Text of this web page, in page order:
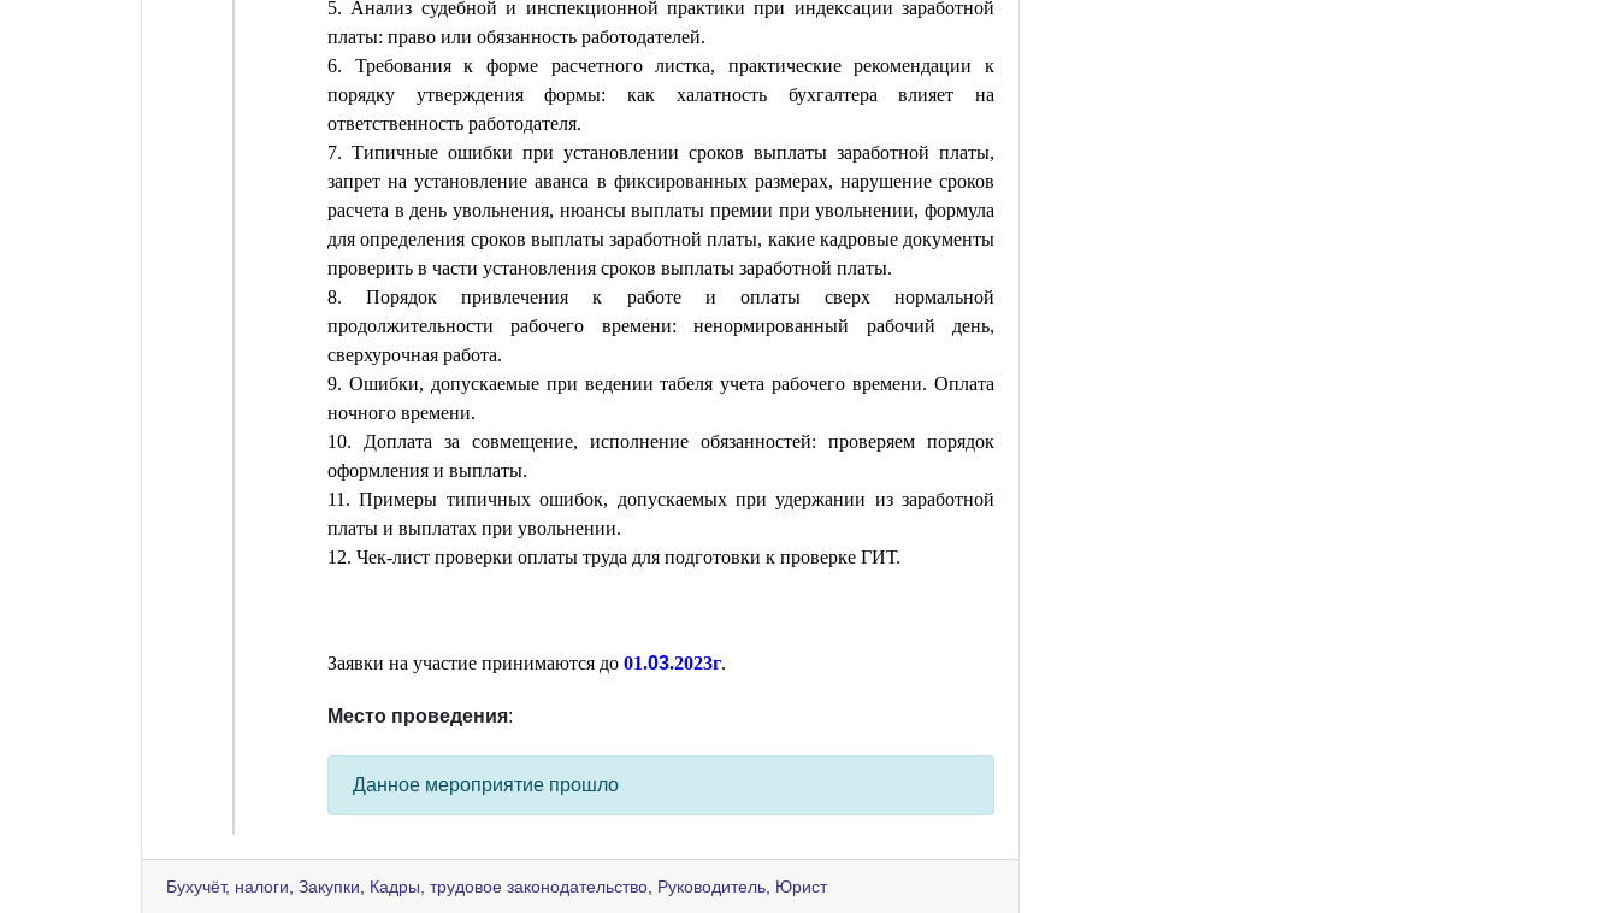
5. Анализ судебной и инспекционной практики при индексации заработной
платы: право или обязанность работодателей.
6. Требования к форме расчетного листка, практические рекомендации к
порядку утверждения формы: как халатность бухгалтера влияет на
ответственность работодателя.
7. Типичные ошибки при установлении сроков выплаты заработной платы,
запрет на установление аванса в фиксированных размерах, нарушение сроков
расчета в день увольнения, нюансы выплаты премии при увольнении, формула
для определения сроков выплаты заработной платы, какие кадровые документы
проверить в части установления сроков выплаты заработной платы.
8. Порядок привлечения к работе и оплаты сверх нормальной
продолжительности рабочего времени: ненормированный рабочий день,
сверхурочная работа.
9. Ошибки, допускаемые при ведении табеля учета рабочего времени. Оплата
ночного времени.
10. Доплата за совмещение, исполнение обязанностей: проверяем порядок
оформления и выплаты.
11. Примеры типичных ошибок, допускаемых при удержании из заработной
платы и выплатах при увольнении.
12. Чек-лист проверки оплаты труда для подготовки к проверке ГИТ.
Заявки на участие принимаются до 01.03.2023г.
Место проведения:
Данное мероприятие прошло
Бухучёт, налоги Закупки Кадры, трудовое законодательство Руководитель Юрист